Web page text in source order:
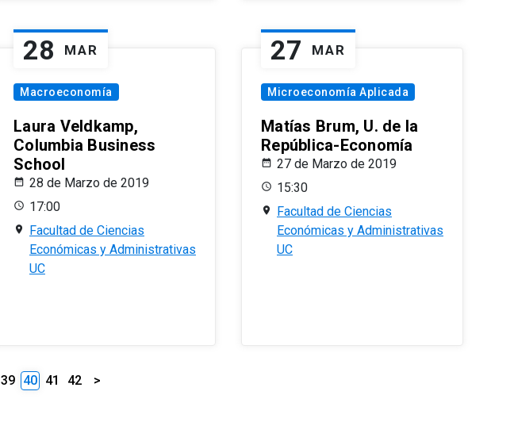
28 MAR
Macroeconomía
Laura Veldkamp,
Columbia Business
School
28 de Marzo de 2019
17:00
Facultad de Ciencias
Económicas y Administrativas
UC
27 MAR
Microeconomía Aplicada
Matías Brum, U. de la
República-Economía
27 de Marzo de 2019
15:30
Facultad de Ciencias
Económicas y Administrativas
UC
39 40 41 42 >